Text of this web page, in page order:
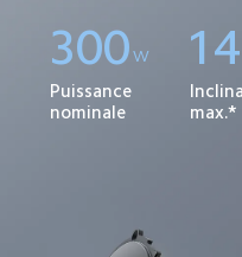
300 W 14
Puissance
nominale
max.*